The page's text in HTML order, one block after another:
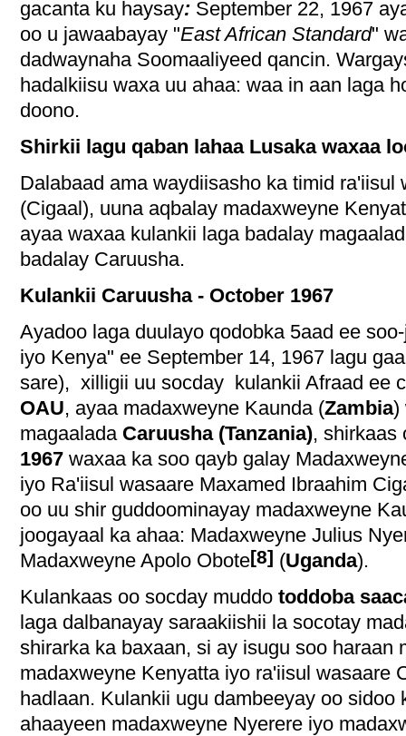
gacanta ku haysay: September 22, 1967
oo u jawaabayay "East African Standard"
dadwaynaha Soomaaliyeed qancin.
hadalkiisu waxa uu ahaa: waa in aan laga
doono.
Shirkii lagu qaban lahaa Lusaka waxaa
Dalabaad ama waydiisasho ka timid ra'iisul
(Cigaal), uuna aqbalay madaxweyne
ayaa waxaa kulankii laga badalay
badalay Caruusha.
Kulankii Caruusha - October 1967
Ayadoo laga duulayo qodobka 5aad ee
iyo Kenya" ee September 14, 1967 lagu
sare), xilligii uu socday kulankii Afraad ee
OAU, ayaa madaxweyne Kaunda (Zambia)
magaalada Caruusha (Tanzania), shirkaas
1967 waxaa ka soo qayb galay
iyo Ra'iisul wasaare Maxamed Ibraahim
oo uu shir guddoominayay madaxweyne
joogayaal ka ahaa: Madaxweyne Julius
Madaxweyne Apolo Obote[8] (Uganda).
Kulankaas oo socday muddo toddoba
laga dalbanayay saraakiishii la socotay
shirarka ka baxaan, si ay isugu soo haraan
madaxweyne Kenyatta iyo ra'iisul wasaare
hadlaan. Kulankii ugu dambeeyay oo sidoo
ahaayeen madaxweyne Nyerere iyo